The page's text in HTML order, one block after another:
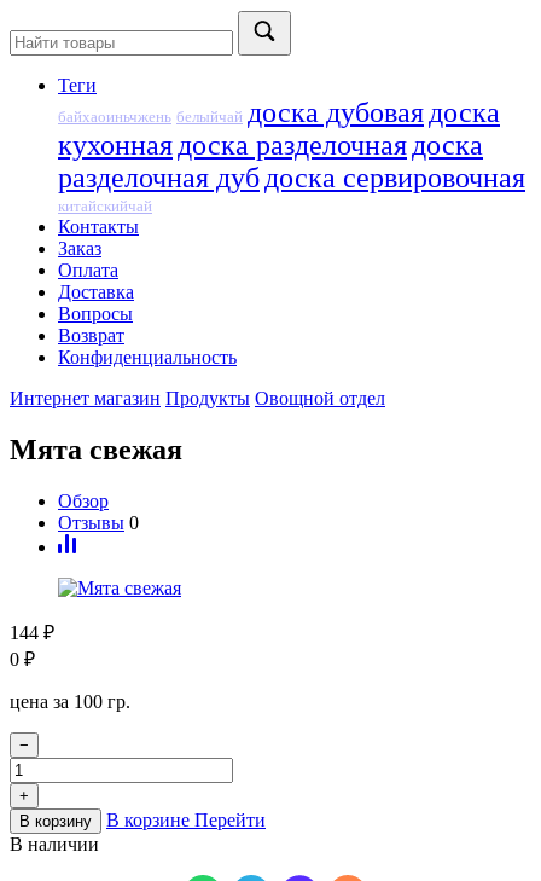
Теги
байхаоиньчжень белыйчай доска дубовая доска
кухонная доска разделочная доска
разделочная дуб доска сервировочная
китайскийчай
Контакты
Заказ
Оплата
Доставка
Вопросы
Возврат
Конфиденциальность
Интернет магазин Продукты Овощной отдел
Мята свежая
Обзор
Отзывы 0
144 ₽
0 ₽
цена за 100 гр.
−
+
В корзину
В корзине Перейти
В наличии